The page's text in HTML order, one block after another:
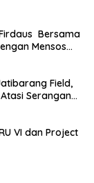
Bersama
Mensos
Field,
Serangan
VI dan Project